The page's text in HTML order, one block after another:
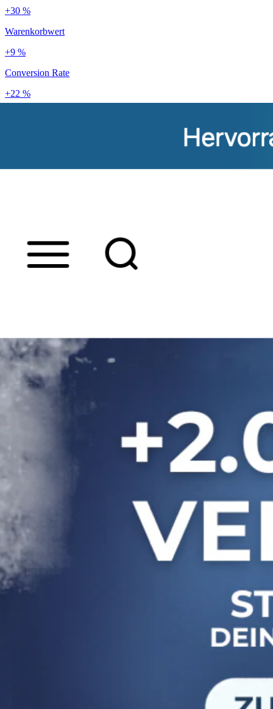
+30 %
Warenkorbwert
+9 %
Conversion Rate
+22 %